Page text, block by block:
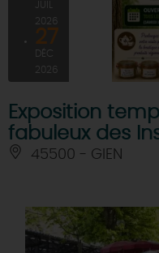
2026
27
DÉC
2026
Exposition
fabuleux des
45500 - GIEN